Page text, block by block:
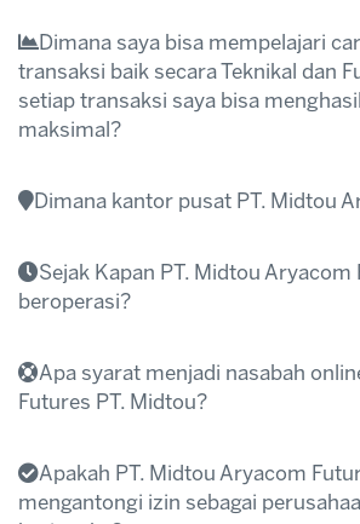
modal (withdrawal cepat di hari
dapat dilakukan setiap hari
Transaksi dapat dilakukan
menggunakan handphone atau
membutuhkan waktu cukup
memperoleh keuntungan.
Dimana saya bisa mempelajari
transaksi baik secara Teknikal dan
setiap transaksi saya bisa
maksimal?
www.midtou.com
Dimana kantor pusat PT. Midtou
www.midtou.com
Sejak Kapan PT. Midtou Aryacom
beroperasi?
www.BAPPEBTI.go.id
Apa syarat menjadi nasabah
Futures PT. Midtou?
Usia minimal 21 tahun dan
Apakah PT. Midtou Aryacom
mengantongi izin sebagai